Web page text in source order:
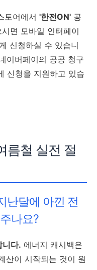
토어에서 '한전ON' 공
면 모바일 인터페이
신청하실 수 있습니
이버페이의 공공 청구
신청을 지원하고 있습
름철 실전 절
난달에 아낀 전
나요?
니다. 에너지 캐시백은
산이 시작되는 것이 원